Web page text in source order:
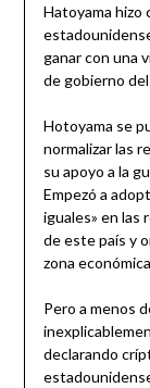
Hatoyama hizo
ganar con una
de gobierno del
Hotoyama se
normalizar las
su apoyo a la
Empezó a
iguales» en las
de este país y
zona
Pero a menos
declarando